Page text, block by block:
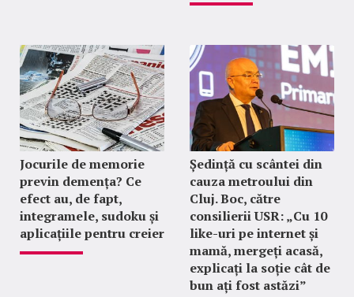
Jocurile de memorie
previn demența? Ce
efect au, de fapt,
integramele, sudoku și
aplicațiile pentru creier
Ședință cu scântei din
cauza metroului din
Cluj. Boc, către
consilierii USR: „Cu 10
like-uri pe internet și
mamă, mergeți acasă,
explicați la soție cât de
bun ați fost astăzi”